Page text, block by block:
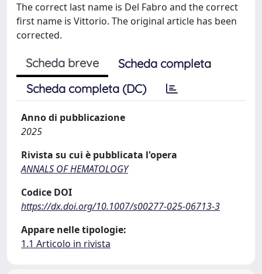
The correct last name is Del Fabro and the correct
first name is Vittorio. The original article has been
corrected.
Scheda breve
Scheda completa
Scheda completa (DC)
Anno di pubblicazione
2025
Rivista su cui è pubblicata l'opera
ANNALS OF HEMATOLOGY
Codice DOI
https://dx.doi.org/10.1007/s00277-025-06713-3
Appare nelle tipologie:
1.1 Articolo in rivista